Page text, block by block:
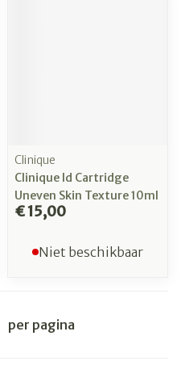
Clinique
Clinique Id Cartridge
Uneven Skin Texture 10ml
€ 15,00
Niet beschikbaar
per pagina